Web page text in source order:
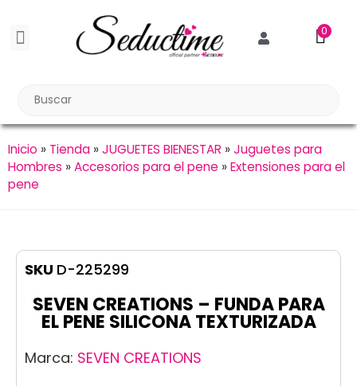
0
Inicio » Tienda »JUGUETES BIENESTAR »Juguetes para
Hombres »Accesorios para el pene »Extensiones para el
pene
SKU D-225299
SEVEN CREATIONS – FUNDA PARA
EL PENE SILICONA TEXTURIZADA
Marca: SEVEN CREATIONS